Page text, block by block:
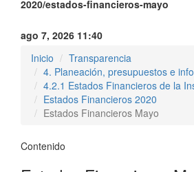
2020/estados-financieros-mayo
ago 7, 2026 11:40
Inicio
Transparencia
4. Planeación, presupuestos e
4.2.1 Estados Financieros de la
Estados Financieros 2020
Estados Financieros Mayo
Contenido